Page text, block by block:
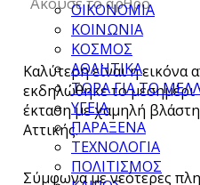
ΟΙΚΟΝΟΜΙΑ
ΚΟΙΝΩΝΙΑ
ΚΟΣΜΟΣ
ΑΘΛΗΤΙΚΑ
ΤΩΡΑ ΓΙΑ ΤΟ
ΥΓΕΙΑ
ΠΑΡΑΞΕΝΑ
ΤΕΧΝΟΛΟΓΙΑ
ΠΟΛΙΤΙΣΜΟΣ
Καλύτερη είναι η
εκδηλώθηκε το μεσημέρι
έκταση με χαμηλή
Αττικής.
Σύμφωνα με νεότερες